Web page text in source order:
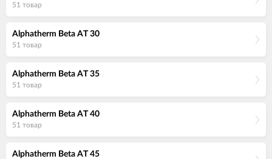
51 товар
Alphatherm Beta AT 30
51 товар
Alphatherm Beta AT 35
51 товар
Alphatherm Beta AT 40
51 товар
Alphatherm Beta AT 45